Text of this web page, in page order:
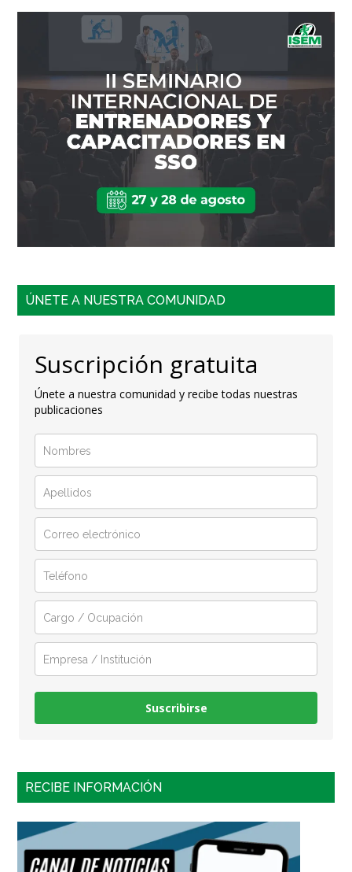
ÚNETE A NUESTRA COMUNIDAD
Suscripción gratuita
Únete a nuestra comunidad y recibe todas nuestras
publicaciones
Suscribirse
RECIBE INFORMACIÓN